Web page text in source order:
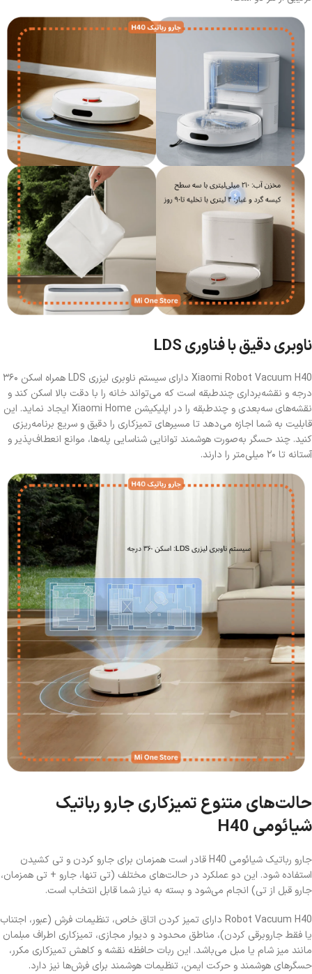
ناوبری دقیق با فناوری LDS
Xiaomi Robot Vacuum H40 دارای سیستم ناوبری لیزری LDS همراه اسکن ۳۶۰
درجه و نقشه‌برداری چندطبقه است که می‌تواند خانه را با دقت بالا اسکن کند و
نقشه‌های سه‌بعدی و چندطبقه را در اپلیکیشن Xiaomi Home ایجاد نماید. این
قابلیت به شما اجازه می‌دهد تا مسیرهای تمیزکاری را دقیق و سریع برنامه‌ریزی
کنید. چند حسگر به‌صورت هوشمند توانایی شناسایی پله‌ها، موانع انعطاف‌پذیر و
آستانه تا ۲۰ میلی‌متر را دارند.
حالت‌های متنوع تمیزکاری جارو رباتیک
شیائومی H40
جارو رباتیک شیائومی H40 قادر است همزمان برای جارو کردن و تی کشیدن
استفاده شود. این دو عملکرد در حالت‌های مختلف (تی تنها، جارو + تی همزمان،
جارو قبل از تی) انجام می‌شود و بسته به نیاز شما قابل انتخاب است.
Robot Vacuum H40 دارای تمیز کردن اتاق خاص، تنظیمات فرش (عبور، اجتناب
یا فقط جاروبرقی کردن)، مناطق محدود و دیوار مجازی، تمیزکاری اطراف مبلمان
مانند میز شام یا مبل می‌باشد. این ربات حافظه نقشه و کاهش تمیزکاری مکرر،
حسگرهای هوشمند و حرکت ایمن، تنظیمات هوشمند برای فرش‌ها نیز دارد.